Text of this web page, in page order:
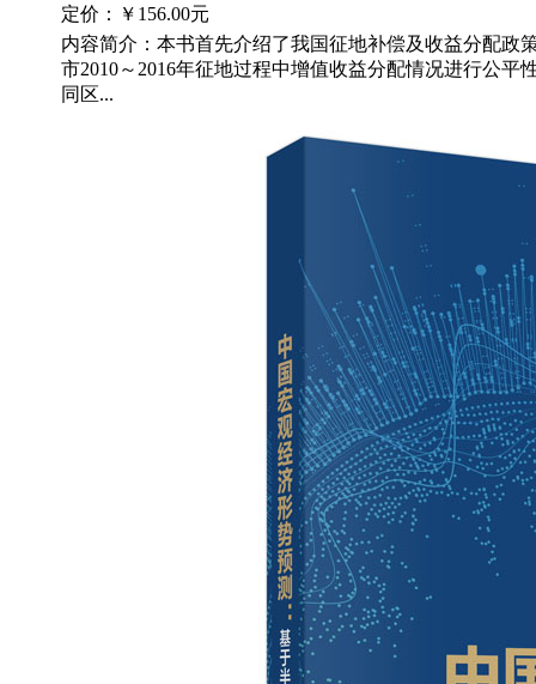
定价：
￥156.00元
内容简介：本书首先介绍了我国征地补偿及收益分配政
市2010～2016年征地过程中增值收益分配情况进行公平
同区...